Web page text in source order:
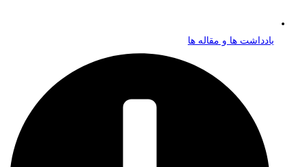
یادداشت ها و مقاله ها